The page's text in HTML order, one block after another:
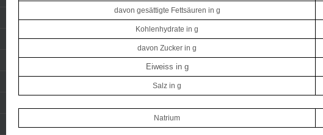
davon gesättigte Fettsäuren in g
Kohlenhydrate in g
davon Zucker in g
Eiweiss in g
Salz in g
Natrium